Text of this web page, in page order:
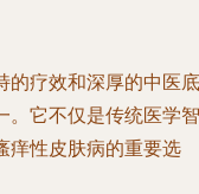
的疗效和深厚的中医底
。它不仅是传统医学智
痒性皮肤病的重要选